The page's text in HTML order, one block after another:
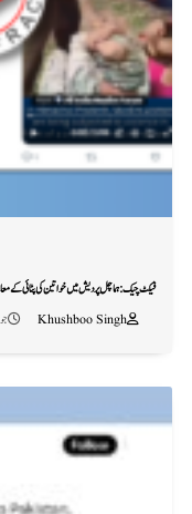
فیکٹ چیک: ہماچل پردیش میں خواتین کی پٹائی کے
Khushboo Singh